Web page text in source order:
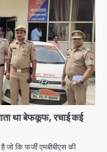
था बेफकूफ, रचाई कई
जो कि फर्जी एमबीबीएस की